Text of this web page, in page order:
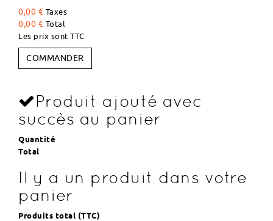
0,00 € Taxes
0,00 € Total
Les prix sont TTC
COMMANDER
Produit ajouté avec
succès au panier
Quantité
Total
Il y a un produit dans votre
panier
Produits total (TTC)